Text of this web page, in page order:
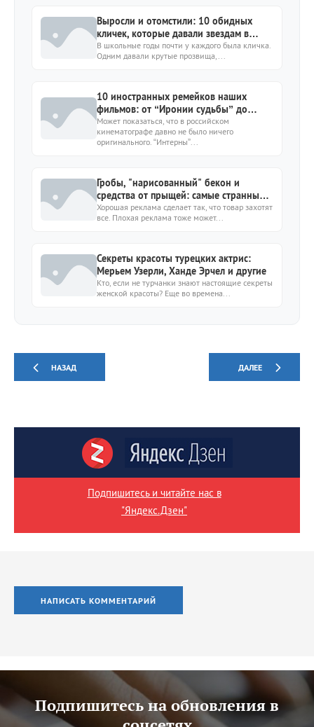
Выросли и отомстили: 10 обидных
кличек, которые давали звездам в
школе
В школьные годы почти у каждого была кличка.
Одним давали крутые прозвища,...
10 иностранных ремейков наших
фильмов: от “Иронии судьбы” до
“Горько”
Может показаться, что в российском
кинематографе давно не было ничего
оригинального. “Интерны”...
Гробы, "нарисованный" бекон и
средства от прыщей: самые странные
вещи, которые рекламировали звёзды
Хорошая реклама сделает так, что товар захотят
все. Плохая реклама тоже может...
Секреты красоты турецких актрис:
Мерьем Узерли, Ханде Эрчел и другие
Кто, если не турчанки знают настоящие секреты
женской красоты? Еще во времена...
НАЗАД ДАЛЕЕ
Подпишитесь и читайте нас в
"Яндекс.Дзен"
НАПИСАТЬ КОММЕНТАРИЙ
Подпишитесь на обновления в